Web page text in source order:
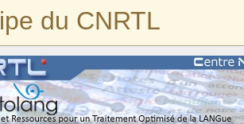
du CNRTL